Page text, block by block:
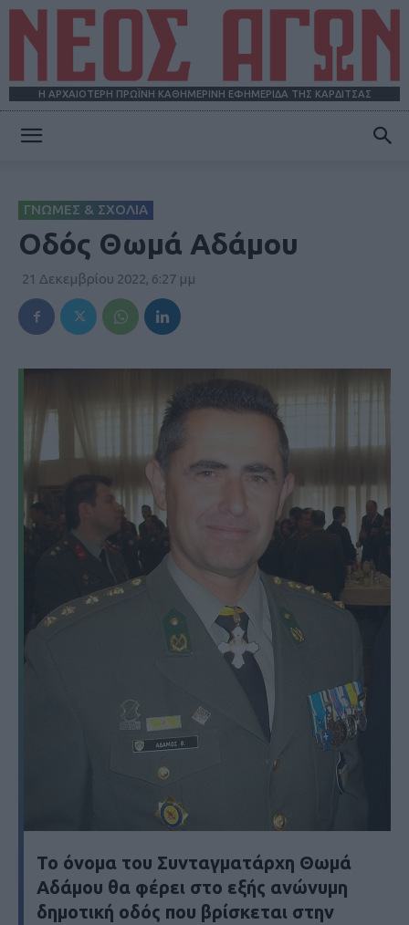
Η ΑΡΧΑΙΟΤΕΡΗ ΠΡΩΪΝΗ ΚΑΘΗΜΕΡΙΝΗ ΕΦΗΜΕΡΙΔΑ ΤΗΣ ΚΑΡΔΙΤΣΑΣ
ΓΝΩΜΕΣ & ΣΧΟΛΙΑ
Οδός Θωμά Αδάμου
21 Δεκεμβρίου 2022, 6:27 μμ
Το όνομα του Συνταγματάρχη Θωμά
Αδάμου θα φέρει στο εξής ανώνυμη
δημοτική οδός που βρίσκεται στην